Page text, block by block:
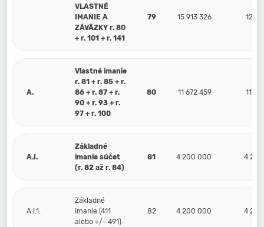
VLASTNÉ
IMANIE A
ZÁVÄZKY r. 80
+ r. 101 + r. 141
79 15 913 326 12
A.
Vlastné imanie
r. 81 + r. 85 + r.
86 + r. 87 + r.
90 + r. 93 + r.
97 + r. 100
80 11 672 459 11
A.I.
Základné
imanie súčet
(r. 82 až r. 84)
81 4 200 000 4
A.I.1.
Základné
imanie (411
alebo +/- 491)
82 4 200 000 4